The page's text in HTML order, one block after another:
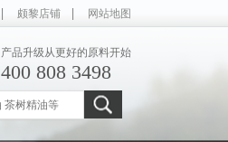
颇黎店铺 网站地图
产品升级从更好的原料开始
400 808 3498